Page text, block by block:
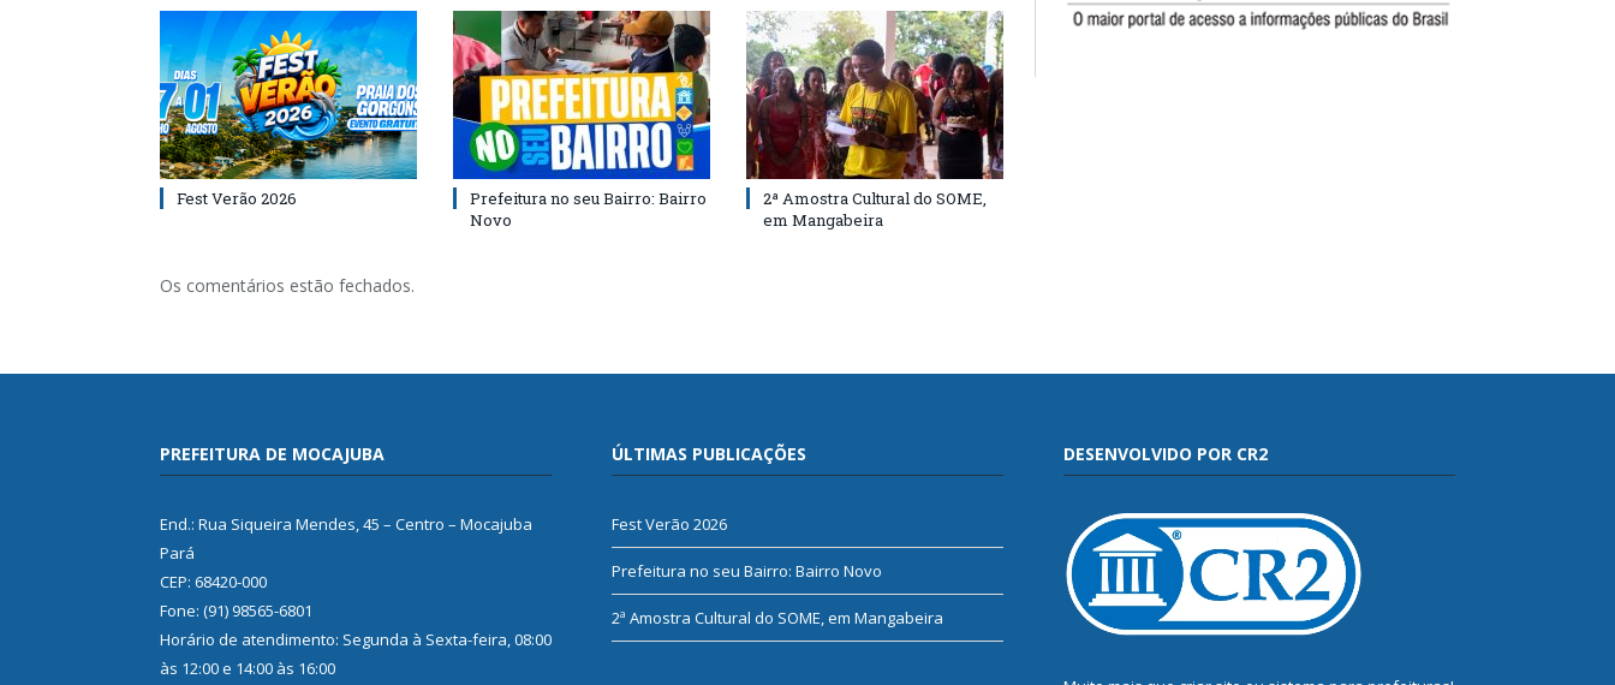
Fest Verão 2026
Prefeitura no seu Bairro: Bairro
Novo
2ª Amostra Cultural do SOME,
em Mangabeira
Os comentários estão fechados.
PREFEITURA DE MOCAJUBA
End.: Rua Siqueira Mendes, 45 – Centro – Mocajuba
Pará
CEP: 68420-000
Fone: (91) 98565-6801
Horário de atendimento: Segunda à Sexta-feira, 08:00
às 12:00 e 14:00 às 16:00
ÚLTIMAS PUBLICAÇÕES
Fest Verão 2026
Prefeitura no seu Bairro: Bairro Novo
2ª Amostra Cultural do SOME, em Mangabeira
DESENVOLVIDO POR CR2